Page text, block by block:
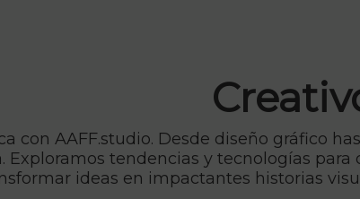
con AAFF.studio. Desde diseño gráfico
tendencias y tecnologías
ideas en impactantes historias